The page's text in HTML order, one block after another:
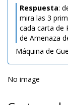
Respuesta:
mira las 3
cada carta de
de Amenaza
Máquina de
No image